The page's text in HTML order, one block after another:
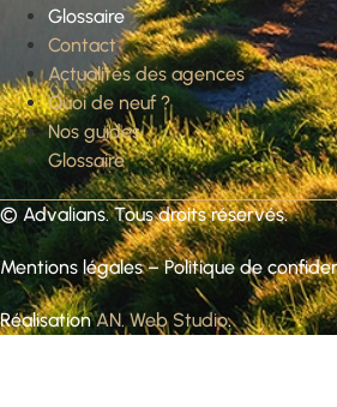
Glossaire
Contact
Actualités des agences
Quoi de neuf ?
Nos guides
Glossaire
© Advalians. Tous droits réservés.
Mentions légales–Politique de
RéalisationAN. Web Studio.